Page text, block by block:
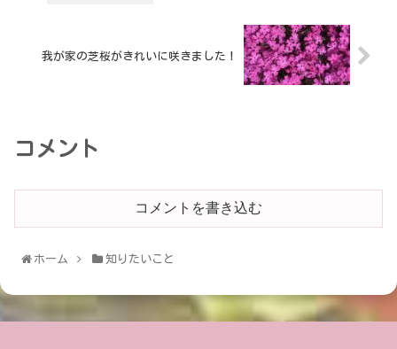
我が家の芝桜がきれいに咲きました！
コメント
コメントを書き込む
ホーム 知りたいこと